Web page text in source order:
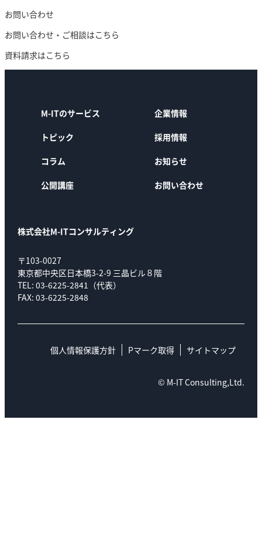
お問い合わせ
お問い合わせ・ご相談はこちら
資料請求はこちら
M-ITのサービス
トピック
コラム
公開講座
企業情報
採用情報
お知らせ
お問い合わせ
株式会社M-ITコンサルティング
〒103-0027
東京都中央区日本橋3-2-9 三晶ビル８階
TEL: 03-6225-2841（代表）
FAX: 03-6225-2848
個人情報保護方針 Pマーク取得 サイトマップ
© M-IT Consulting,Ltd.